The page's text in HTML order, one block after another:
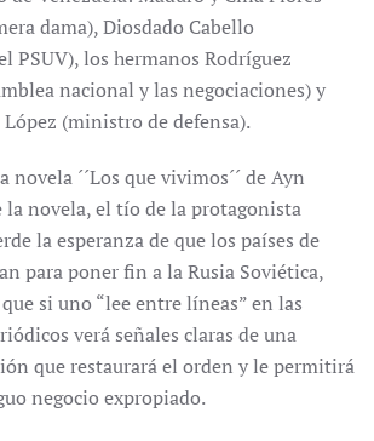
dama), Diosdado Cabello
PSUV), los hermanos Rodríguez
nacional y las negociaciones) y
(ministro de defensa).
novela ´´Los que vivimos´´ de Ayn
la novela, el tío de la protagonista
la esperanza de que los países de
para poner fin a la Rusia Soviética,
si uno “lee entre líneas” en las
verá señales claras de una
que restaurará el orden y le permitirá
negocio expropiado.